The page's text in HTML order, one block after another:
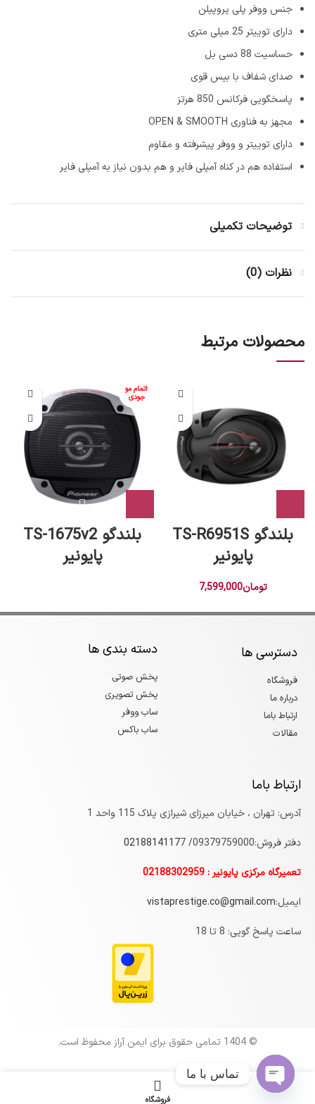
جنس ووفر پلی پروپیلن
دارای توییتر 25 میلی متری
حساسیت 88 دسی بل
صدای شفاف با بیس قوی
پاسخگویی فرکانس 850 هرتز
مجهز به فناوری OPEN & SMOOTH
دارای توییتر و ووفر پیشرفته و مقاوم
استفاده هم در کناه آمپلی فایر و هم بدون نیاز به آمپلی فایر
توضیحات تکمیلی
نظرات (0)
محصولات مرتبط
بلندگو TS-R6951S
پایونیر
تومان7,599,000
اتمام مو
جودی
بلندگو TS-1675v2
پایونیر
دسترسی ها
فروشگاه
درباره ما
ارتباط باما
مقالات
دسته بندی ها
پخش صوتی
پخش تصویری
ساب ووفر
ساب باکس
ارتباط باما
آدرس: تهران ، خیابان میرزای شیرازی پلاک 115 واحد 1
دفتر فروش:09379759000/
02188141177
تعمیرگاه مرکزی پایونیر : 02188302959
ایمیل:vistaprestige.co@gmail.com
ساعت پاسخ گویی: 8 تا 18
© 1404 تمامی حقوق برای ایمن آراز محفوظ است.
فروشگاه
تماس با ما